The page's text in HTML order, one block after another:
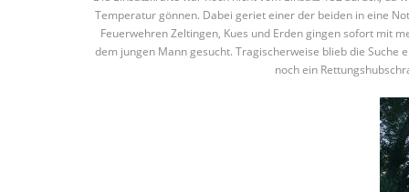
Temperatur gönnen. Dabei geriet einer der beiden in eine
Feuerwehren Zeltingen, Kues und Erden gingen sofort mit
dem jungen Mann gesucht. Tragischerweise blieb die
noch ein